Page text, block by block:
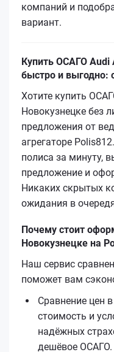
компаний и
вариант.
Купить ОСАГО Audi
быстро и выгодно:
Хотите купить
Новокузнецке без
предложения от
агрегаторе
полиса за минуту,
предложение и
Никаких скрытых
ожидания в
Почему стоит
Новокузнецке на
Наш сервис
поможет вам
Сравнение цен
стоимость и
надёжных
дешёвое ОСАГО.